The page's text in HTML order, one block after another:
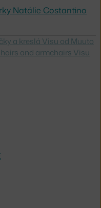
Natálie Costantino
a kreslá Visu od Muuto
and armchairs Visu